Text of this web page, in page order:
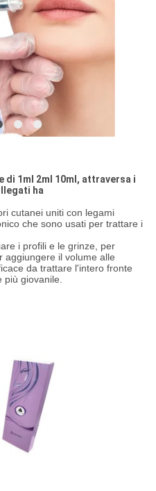
1ml 2ml 10ml, attraversa i
ha
cutanei uniti con legami
che sono usati per trattare i
i profili e le grinze, per
aggiungere il volume alle
da trattare l'intero fronte
più giovanile.